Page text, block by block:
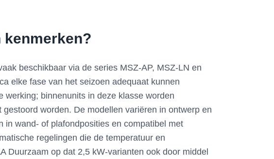
kenmerken?
beschikbaar via de series MSZ-AP, MSZ-LN en
elke fase van het seizoen adequaat kunnen
werking; binnenunits in deze klasse worden
worden. De modellen variëren in ontwerp en
in wand- of plafondposities en compatibel met
regelingen die de temperatuur en
Duurzaam op dat 2,5 kW-varianten ook door middel